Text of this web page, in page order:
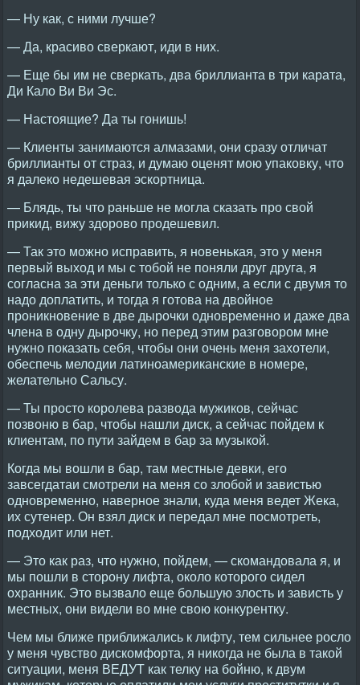
— Ну как, с ними лучше?
— Да, красиво сверкают, иди в них.
— Еще бы им не сверкать, два бриллианта в три карата,
Ди Кало Ви Ви Эс.
— Настоящие? Да ты гонишь!
— Клиенты занимаются алмазами, они сразу отличат
бриллианты от страз, и думаю оценят мою упаковку, что
я далеко недешевая эскортница.
— Блядь, ты что раньше не могла сказать про свой
прикид, вижу здорово продешевил.
— Так это можно исправить, я новенькая, это у меня
первый выход и мы с тобой не поняли друг друга, я
согласна за эти деньги только с одним, а если с двумя то
надо доплатить, и тогда я готова на двойное
проникновение в две дырочки одновременно и даже два
члена в одну дырочку, но перед этим разговором мне
нужно показать себя, чтобы они очень меня захотели,
обеспечь мелодии латиноамериканские в номере,
желательно Сальсу.
— Ты просто королева развода мужиков, сейчас
позвоню в бар, чтобы нашли диск, а сейчас пойдем к
клиентам, по пути зайдем в бар за музыкой.
Когда мы вошли в бар, там местные девки, его
завсегдатаи смотрели на меня со злобой и завистью
одновременно, наверное знали, куда меня ведет Жека,
их сутенер. Он взял диск и передал мне посмотреть,
подходит или нет.
— Это как раз, что нужно, пойдем, — скомандовала я, и
мы пошли в сторону лифта, около которого сидел
охранник. Это вызвало еще большую злость и зависть у
местных, они видели во мне свою конкурентку.
Чем мы ближе приближались к лифту, тем сильнее росло
у меня чувство дискомфорта, я никогда не была в такой
ситуации, меня ВЕДУТ как телку на бойню, к двум